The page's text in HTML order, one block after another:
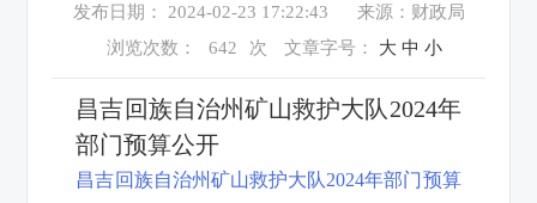
发布日期： 2024-02-23 17:22:43
来源：财政局
浏览次数：
642 次 文章字号： 大 中 小
昌吉回族自治州矿山救护大队2024年
部门预算公开
昌吉回族自治州矿山救护大队2024年部门预算